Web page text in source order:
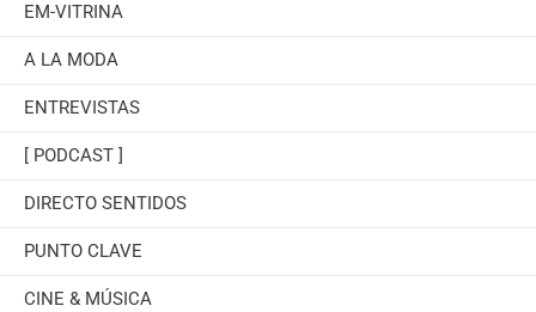
EM-VITRINA
A LA MODA
ENTREVISTAS
[ PODCAST ]
DIRECTO SENTIDOS
PUNTO CLAVE
CINE & MÚSICA